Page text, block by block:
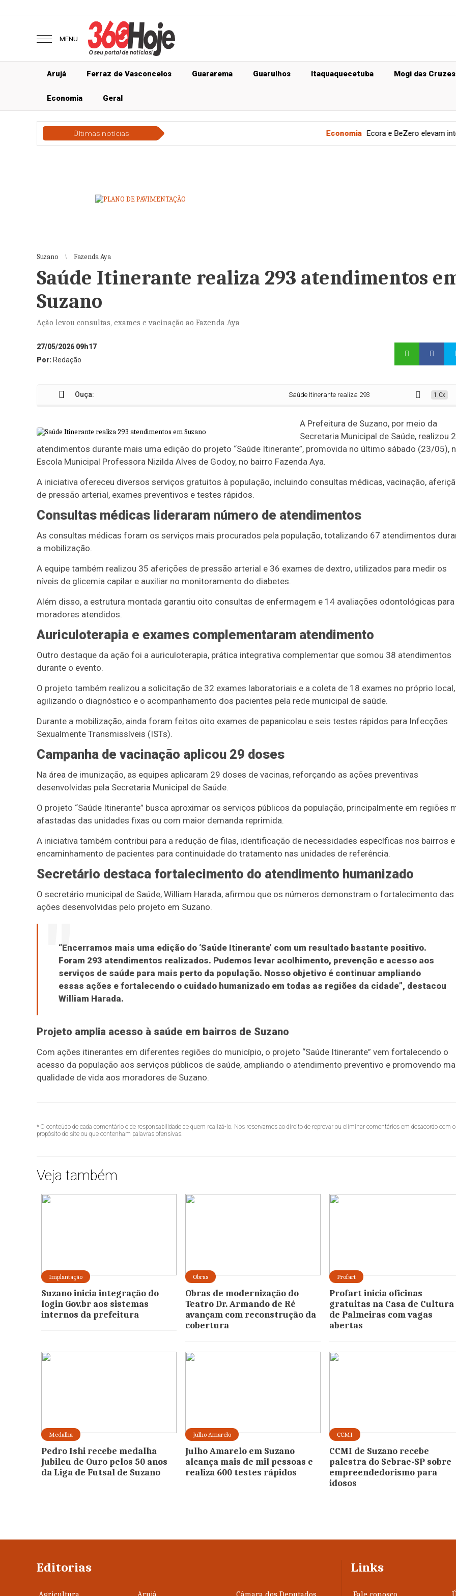
MENU
Arujá Ferraz de Vasconcelos Guararema Guarulhos Itaquaquecetuba Mogi das Cruzes
Economia Geral
Últimas notícias Ecora e BeZero elevam integridade
Suzano Fazenda Aya
Saúde Itinerante realiza 293 atendimentos
Suzano
Ação levou consultas, exames e vacinação ao Fazenda Aya
27/05/2026 09h17
Por: Redação
Ouça: Saúde Itinerante realiza 293 atendimentos em Suzano 1.0x
A Prefeitura de Suzano, por meio da
Secretaria Municipal de Saúde, realizou
atendimentos durante mais uma edição do projeto “Saúde Itinerante”, promovida no último sábado (23/05),
Escola Municipal Professora Nizilda Alves de Godoy, no bairro Fazenda Aya.
A iniciativa ofereceu diversos serviços gratuitos à população, incluindo consultas médicas, vacinação,
de pressão arterial, exames preventivos e testes rápidos.
Consultas médicas lideraram número de atendimentos
As consultas médicas foram os serviços mais procurados pela população, totalizando 67 atendimentos
a mobilização.
A equipe também realizou 35 aferições de pressão arterial e 36 exames de dextro, utilizados para medir os
níveis de glicemia capilar e auxiliar no monitoramento do diabetes.
Além disso, a estrutura montada garantiu oito consultas de enfermagem e 14 avaliações odontológicas
moradores atendidos.
Auriculoterapia e exames complementaram atendimento
Outro destaque da ação foi a auriculoterapia, prática integrativa complementar que somou 38 atendimentos
durante o evento.
O projeto também realizou a solicitação de 32 exames laboratoriais e a coleta de 18 exames no próprio local,
agilizando o diagnóstico e o acompanhamento dos pacientes pela rede municipal de saúde.
Durante a mobilização, ainda foram feitos oito exames de papanicolau e seis testes rápidos para Infecções
Sexualmente Transmissíveis (ISTs).
Campanha de vacinação aplicou 29 doses
Na área de imunização, as equipes aplicaram 29 doses de vacinas, reforçando as ações preventivas
desenvolvidas pela Secretaria Municipal de Saúde.
O projeto “Saúde Itinerante” busca aproximar os serviços públicos da população, principalmente em regiões
afastadas das unidades fixas ou com maior demanda reprimida.
A iniciativa também contribui para a redução de filas, identificação de necessidades específicas nos bairros e
encaminhamento de pacientes para continuidade do tratamento nas unidades de referência.
Secretário destaca fortalecimento do atendimento humanizado
O secretário municipal de Saúde, William Harada, afirmou que os números demonstram o fortalecimento das
ações desenvolvidas pelo projeto em Suzano.
“Encerramos mais uma edição do ‘Saúde Itinerante’ com um resultado bastante positivo.
Foram 293 atendimentos realizados. Pudemos levar acolhimento, prevenção e acesso aos
serviços de saúde para mais perto da população. Nosso objetivo é continuar ampliando
essas ações e fortalecendo o cuidado humanizado em todas as regiões da cidade”, destacou
William Harada.
Projeto amplia acesso à saúde em bairros de Suzano
Com ações itinerantes em diferentes regiões do município, o projeto “Saúde Itinerante” vem fortalecendo o
acesso da população aos serviços públicos de saúde, ampliando o atendimento preventivo e promovendo
qualidade de vida aos moradores de Suzano.
* O conteúdo de cada comentário é de responsabilidade de quem realizá-lo. Nos reservamos ao direito de reprovar ou eliminar comentários em desacordo com o
propósito do site ou que contenham palavras ofensivas.
Veja também
Implantação
Suzano inicia integração do
login Gov.br aos sistemas
internos da prefeitura
Obras
Obras de modernização do
Teatro Dr. Armando de Ré
avançam com reconstrução da
cobertura
Profart
Profart inicia oficinas
gratuitas na Casa de
de Palmeiras com vagas
abertas
Medalha
Pedro Ishi recebe medalha
Jubileu de Ouro pelos 50 anos
da Liga de Futsal de Suzano
Julho Amarelo
Julho Amarelo em Suzano
alcança mais de mil pessoas e
realiza 600 testes rápidos
CCMI
CCMI de Suzano recebe
palestra do Sebrae-SP sobre
empreendedorismo para
idosos
Editorias Links